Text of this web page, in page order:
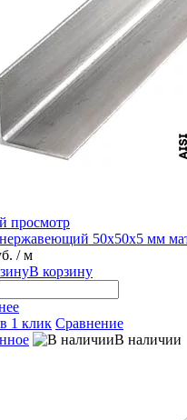
просмотр
50х50х5 мм
/ м
В корзину
1 клик Сравнение
В наличии